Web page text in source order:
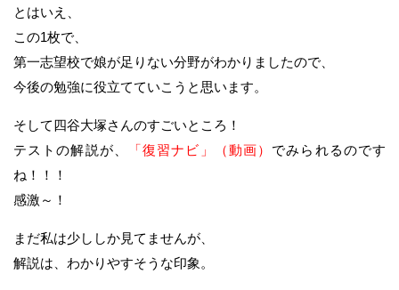
とはいえ、
この1枚で、
第一志望校で娘が足りない分野がわかりましたので、
今後の勉強に役立てていこうと思います。
そして四谷大塚さんのすごいところ！
テストの解説が、
「復習ナビ」（動画） でみられるのです
ね！！！
感激～！
まだ私は少ししか見てませんが、
解説は、わかりやすそうな印象。